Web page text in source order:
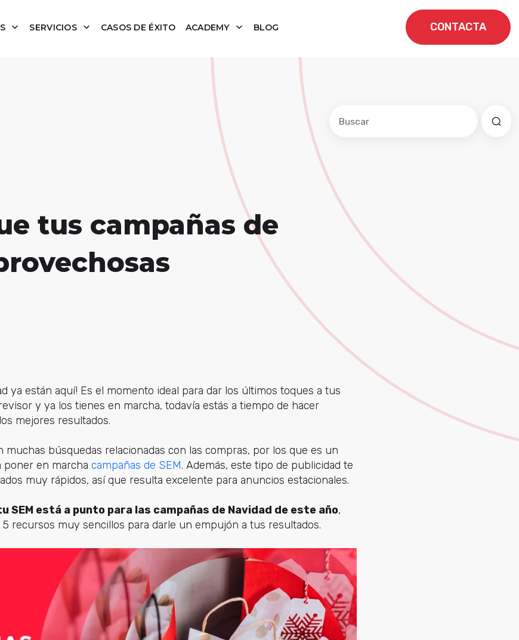
SERVICIOS CASOS DE ÉXITO ACADEMY BLOG CONTACTA
tus campañas de
ya están aquí! Es el momento ideal para dar los últimos toques a tus
y ya los tienes en marcha, todavía estás a tiempo de hacer
mejores resultados.
muchas búsquedas relacionadas con las compras, por los que es un
poner en marcha campañas de SEM. Además, este tipo de publicidad te
muy rápidos, así que resulta excelente para anuncios estacionales.
SEM está a punto para las campañas de Navidad de este año,
recursos muy sencillos para darle un empujón a tus resultados.